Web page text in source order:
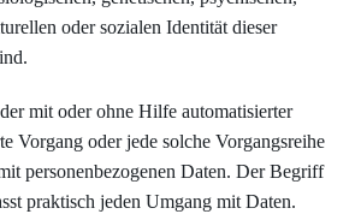
oder sozialen Identität dieser
mit oder ohne Hilfe automatisierter
Vorgang oder jede solche Vorgangsreihe
personenbezogenen Daten. Der Begriff
praktisch jeden Umgang mit Daten.